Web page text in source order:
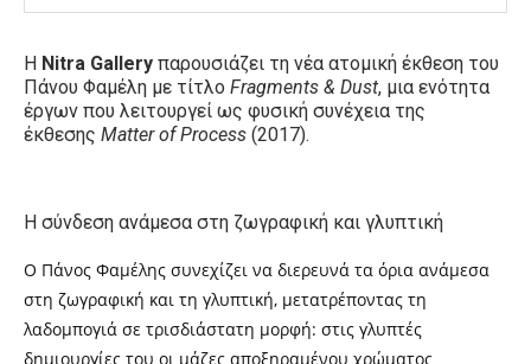
Η Nitra Gallery παρουσιάζει τη νέα ατομική έκθεση του
Πάνου Φαμέλη με τίτλο Fragments & Dust, μια ενότητα
έργων που λειτουργεί ως φυσική συνέχεια της
έκθεσης Matter of Process (2017).
Η σύνδεση ανάμεσα στη ζωγραφική και γλυπτική
Ο Πάνος Φαμέλης συνεχίζει να διερευνά τα όρια ανάμεσα
στη ζωγραφική και τη γλυπτική, μετατρέποντας τη
λαδομπογιά σε τρισδιάστατη μορφή: στις γλυπτές
δημιουργίες του οι μάζες αποξηραμένου χρώματος